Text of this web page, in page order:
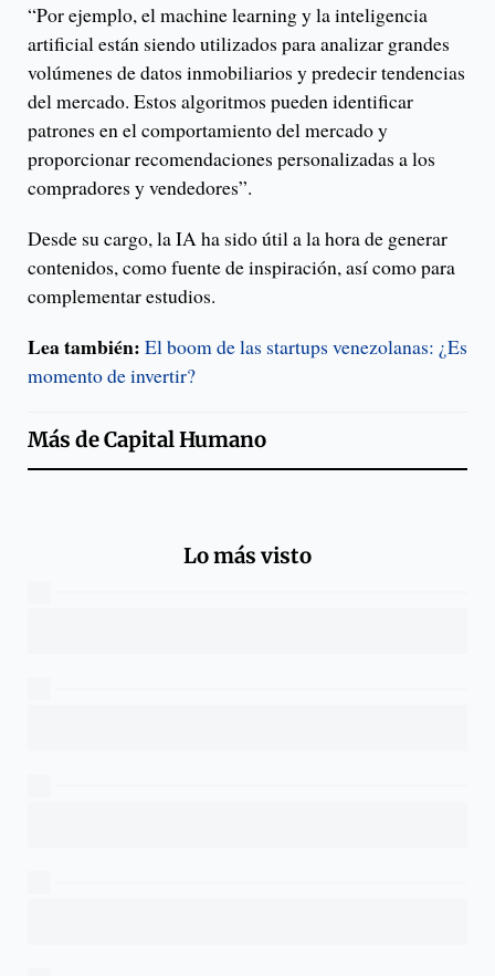
“Por ejemplo, el machine learning y la inteligencia
artificial están siendo utilizados para analizar grandes
volúmenes de datos inmobiliarios y predecir tendencias
del mercado. Estos algoritmos pueden identificar
patrones en el comportamiento del mercado y
proporcionar recomendaciones personalizadas a los
compradores y vendedores”.
Desde su cargo, la IA ha sido útil a la hora de generar
contenidos, como fuente de inspiración, así como para
complementar estudios.
Lea también: El boom de las startups venezolanas: ¿Es
momento de invertir?
Más deCapital Humano
Lo más visto